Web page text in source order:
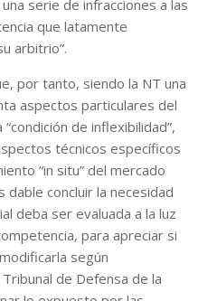
serie de infracciones a las
que latamente
arbitrio”.
por tanto, siendo la NT una
aspectos particulares del
de inflexibilidad”,
técnicos específicos
“in situ” del mercado
concluir la necesidad
deba ser evaluada a la luz
para apreciar si
según
de Defensa de la